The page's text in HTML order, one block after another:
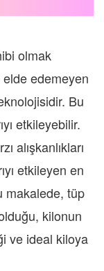
olmak
edemeyen
Bu
etkileyebilir.
alışkanlıkları
etkileyen en
makalede, tüp
kilonun
ve ideal kiloya